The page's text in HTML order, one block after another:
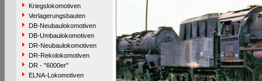
Kriegslokomotiven
Verlagerungsbauten
DB-Neubaulokomotiven
DB-Umbaulokomotiven
DR-Neubaulokomotiven
DR-Rekolokomotiven
DR - "6000er"
ELNA-Lokomotiven